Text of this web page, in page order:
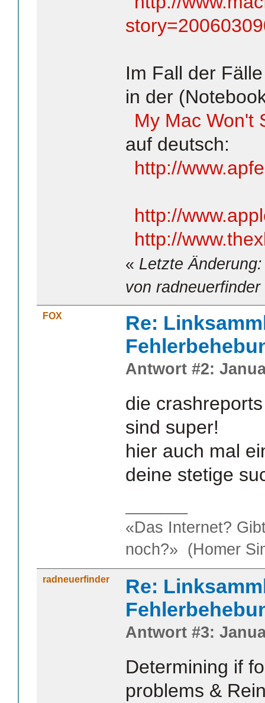
Im Fall der
in der
My Mac Won't
auf deutsch:
http://
http://
http://
« Letzte
von radneuerfinder
FOX
Re:
Antwort #2:
die
sind super!
hier auch mal
deine stetige
«Das Internet?
noch?» (Homer
radneuerfinder
Re:
Antwort #3:
Determining if
problems &